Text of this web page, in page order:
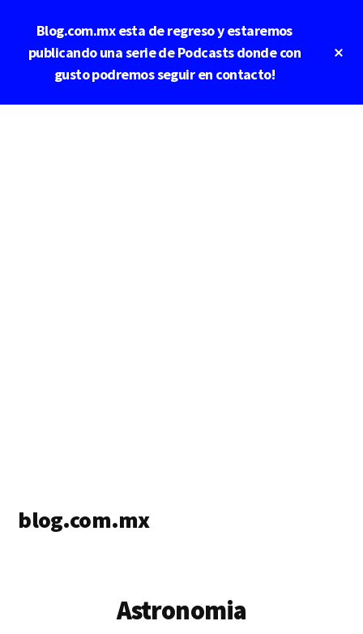
contenido
Blog.com.mx esta de regreso y estaremos
publicando una serie de Podcasts donde con
gusto podremos seguir en contacto!
blog.com.mx
Astronomia